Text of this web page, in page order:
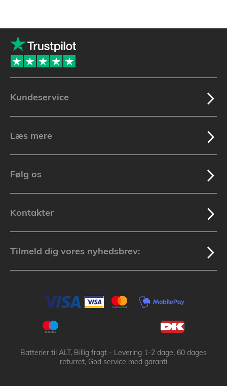
Kundeservice
Læs mere
Følg os
Kontakter
Tilmeld dig vores nyhedsbrev:
Batterier til ALT, Billig fragt - Levering 1-2 dage, 60 dages
returret, God service med garanti